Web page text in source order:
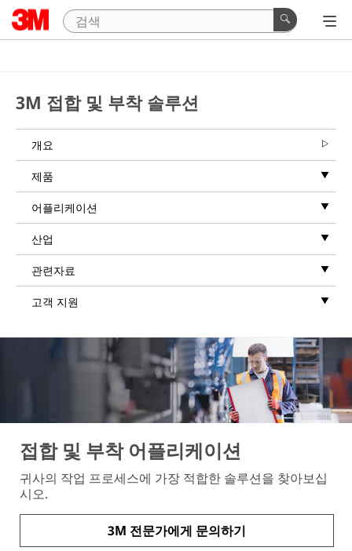
3M 접합 및 부착 솔루션
개요
제품
어플리케이션
산업
관련자료
고객 지원
접합 및 부착 어플리케이션
귀사의 작업 프로세스에 가장 적합한 솔루션을 찾아보십
시오.
3M 전문가에게 문의하기